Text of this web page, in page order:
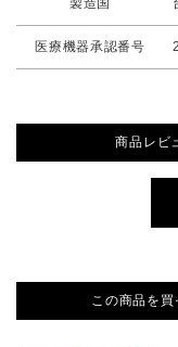
医療機器承認番号
商品レ
この商品を